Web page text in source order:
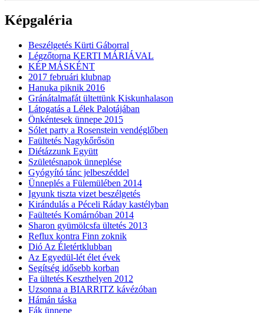
Képgaléria
Beszélgetés Kürti Gáborral
Légzőtorna KERTI MÁRIÁVAL
KÉP MÁSKÉNT
2017 februári klubnap
Hanuka piknik 2016
Gránátalmafát ültettünk Kiskunhalason
Látogatás a Lélek Palotájában
Önkéntesek ünnepe 2015
Sólet party a Rosenstein vendéglőben
Faültetés Nagykőrősön
Diétázzunk Együtt
Születésnapok ünneplése
Gyógyító tánc jelbeszéddel
Ünneplés a Fülemülében 2014
Igyunk tiszta vizet beszélgetés
Kirándulás a Péceli Ráday kastélyban
Faültetés Komárnóban 2014
Sharon gyümölcsfa ültetés 2013
Reflux kontra Finn zoknik
Dió Az Életértklubban
Az Egyedül-lét élet évek
Segítség idősebb korban
Fa ültetés Keszthelyen 2012
Uzsonna a BIARRITZ kávézóban
Hámán táska
Fák ünnepe